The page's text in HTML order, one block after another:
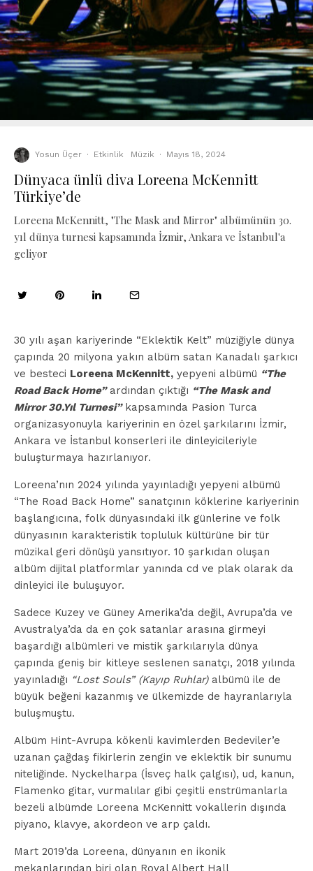
Yosun Üçer · Etkinlik Müzik · Mayıs 18, 2024
Dünyaca ünlü diva Loreena McKennitt
Türkiye’de
Loreena McKennitt, "The Mask and Mirror" albümünün 30.
yıl dünya turnesi kapsamında İzmir, Ankara ve İstanbul'a
geliyor
30 yılı aşan kariyerinde “Eklektik Kelt” müziğiyle dünya
çapında 20 milyona yakın albüm satan Kanadalı şarkıcı
ve besteci Loreena McKennitt, yepyeni albümü “The
Road Back Home”ardından çıktığı “The Mask and
Mirror 30.Yıl Turnesi”kapsamında Pasion Turca
organizasyonuyla kariyerinin en özel şarkılarını İzmir,
Ankara ve İstanbul konserleri ile dinleyicileriyle
buluşturmaya hazırlanıyor.
Loreena’nın 2024 yılında yayınladığı yepyeni albümü
“The Road Back Home” sanatçının köklerine kariyerinin
başlangıcına, folk dünyasındaki ilk günlerine ve folk
dünyasının karakteristik topluluk kültürüne bir tür
müzikal geri dönüşü yansıtıyor. 10 şarkıdan oluşan
albüm dijital platformlar yanında cd ve plak olarak da
dinleyici ile buluşuyor.
Sadece Kuzey ve Güney Amerika’da değil, Avrupa’da ve
Avustralya’da da en çok satanlar arasına girmeyi
başardığı albümleri ve mistik şarkılarıyla dünya
çapında geniş bir kitleye seslenen sanatçı, 2018 yılında
yayınladığı “Lost Souls” (Kayıp Ruhlar)albümü ile de
büyük beğeni kazanmış ve ülkemizde de hayranlarıyla
buluşmuştu.
Albüm Hint-Avrupa kökenli kavimlerden Bedeviler’e
uzanan çağdaş fikirlerin zengin ve eklektik bir sunumu
niteliğinde. Nyckelharpa (İsveç halk çalgısı), ud, kanun,
Flamenko gitar, vurmalılar gibi çeşitli enstrümanlarla
bezeli albümde Loreena McKennitt vokallerin dışında
piyano, klavye, akordeon ve arp çaldı.
Mart 2019’da Loreena, dünyanın en ikonik
mekanlarından biri olan Royal Albert Hall